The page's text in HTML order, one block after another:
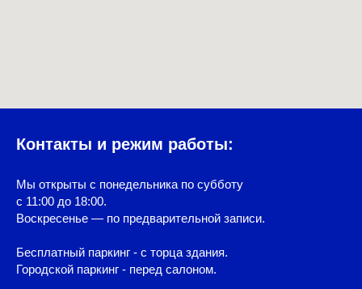
Контакты и режим работы:
Мы открыты с понедельника по субботу
с 11:00 до 18:00.
Воскресенье — по предварительной записи.
Бесплатный паркинг - с торца здания.
Городской паркинг - перед салоном.